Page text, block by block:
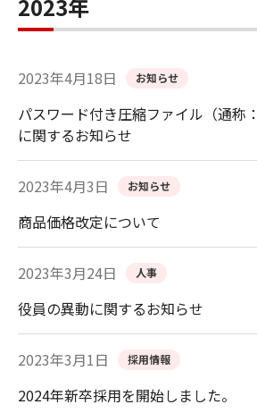
2023年
2023年4月18日 お知らせ
パスワード付き圧縮ファイル（通称
に関するお知らせ
2023年4月3日 お知らせ
商品価格改定について
2023年3月24日 人事
役員の異動に関するお知らせ
2023年3月1日 採用情報
2024年新卒採用を開始しました。